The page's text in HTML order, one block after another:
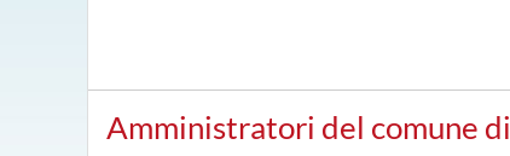
Amministratori del comune